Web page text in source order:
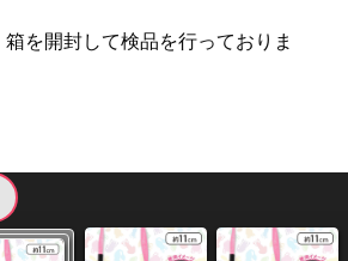
を開封して検品を行っておりま